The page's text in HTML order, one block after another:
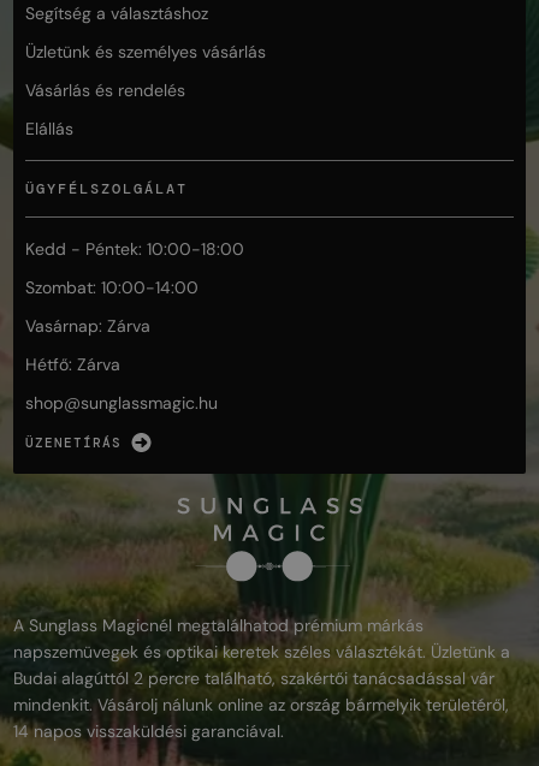
Segítség a választáshoz
Üzletünk és személyes vásárlás
Vásárlás és rendelés
Elállás
ÜGYFÉLSZOLGÁLAT
Kedd - Péntek: 10:00-18:00
Szombat: 10:00-14:00
Vasárnap: Zárva
Hétfő: Zárva
shop@sunglassmagic.hu
ÜZENETÍRÁS
A Sunglass Magicnél megtalálhatod prémium márkás
napszemüvegek és optikai keretek széles választékát. Üzletünk a
Budai alagúttól 2 percre található, szakértői tanácsadással vár
mindenkit. Vásárolj nálunk online az ország bármelyik területéről,
14 napos visszaküldési garanciával.